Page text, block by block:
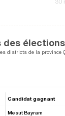
des
districts de la province
Candidat gagnant
Mesut Bayram